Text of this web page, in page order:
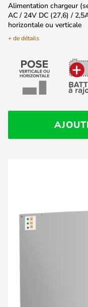
Alimentation chargeur
AC / 24V DC (27,6) /
horizontale ou verticale
+ de détails